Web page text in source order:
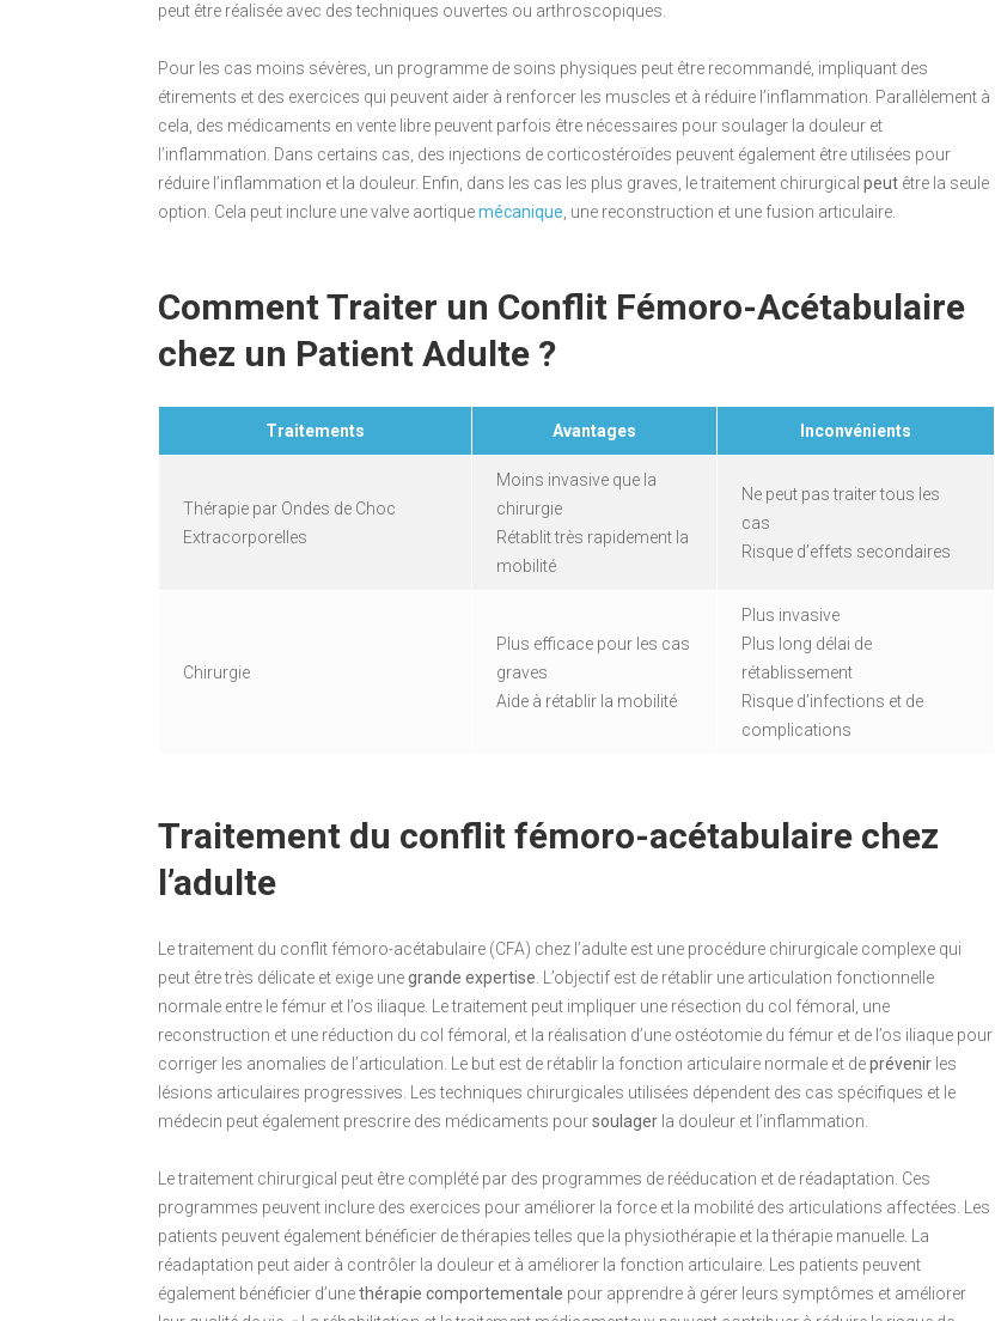
peut être réalisée avec des techniques ouvertes ou arthroscopiques.
Pour les cas moins sévères, un programme de soins physiques peut être recommandé, impliquant des
étirements et des exercices qui peuvent aider à renforcer les muscles et à réduire l’inflammation. Parallèlement à
cela, des médicaments en vente libre peuvent parfois être nécessaires pour soulager la douleur et
l’inflammation. Dans certains cas, des injections de corticostéroïdes peuvent également être utilisées pour
réduire l’inflammation et la douleur. Enfin, dans les cas les plus graves, le traitement chirurgical peut être la seule
option. Cela peut inclure une valve aortiquemécanique, une reconstruction et une fusion articulaire.
Comment Traiter un Conflit Fémoro-Acétabulaire
chez un Patient Adulte ?
Traitements Avantages Inconvénients
Thérapie par Ondes de Choc
Extracorporelles
Moins invasive que la
chirurgie
Rétablit très rapidement la
mobilité
Ne peut pas traiter tous les
cas
Risque d’effets secondaires
Chirurgie
Plus efficace pour les cas
graves
Aide à rétablir la mobilité
Plus invasive
Plus long délai de
rétablissement
Risque d’infections et de
complications
Traitement du conflit fémoro-acétabulaire chez
l’adulte
Le traitement du conflit fémoro-acétabulaire (CFA) chez l’adulte est une procédure chirurgicale complexe qui
peut être très délicate et exige unegrande expertise. L’objectif est de rétablir une articulation fonctionnelle
normale entre le fémur et l’os iliaque. Le traitement peut impliquer une résection du col fémoral, une
reconstruction et une réduction du col fémoral, et la réalisation d’une ostéotomie du fémur et de l’os iliaque pour
corriger les anomalies de l’articulation. Le but est de rétablir la fonction articulaire normale et deprévenir les
lésions articulaires progressives. Les techniques chirurgicales utilisées dépendent des cas spécifiques et le
médecin peut également prescrire des médicaments poursoulager la douleur et l’inflammation.
Le traitement chirurgical peut être complété par des programmes de rééducation et de réadaptation. Ces
programmes peuvent inclure des exercices pour améliorer la force et la mobilité des articulations affectées. Les
patients peuvent également bénéficier de thérapies telles que la physiothérapie et la thérapie manuelle. La
réadaptation peut aider à contrôler la douleur et à améliorer la fonction articulaire. Les patients peuvent
également bénéficier d’unethérapie comportementale pour apprendre à gérer leurs symptômes et améliorer